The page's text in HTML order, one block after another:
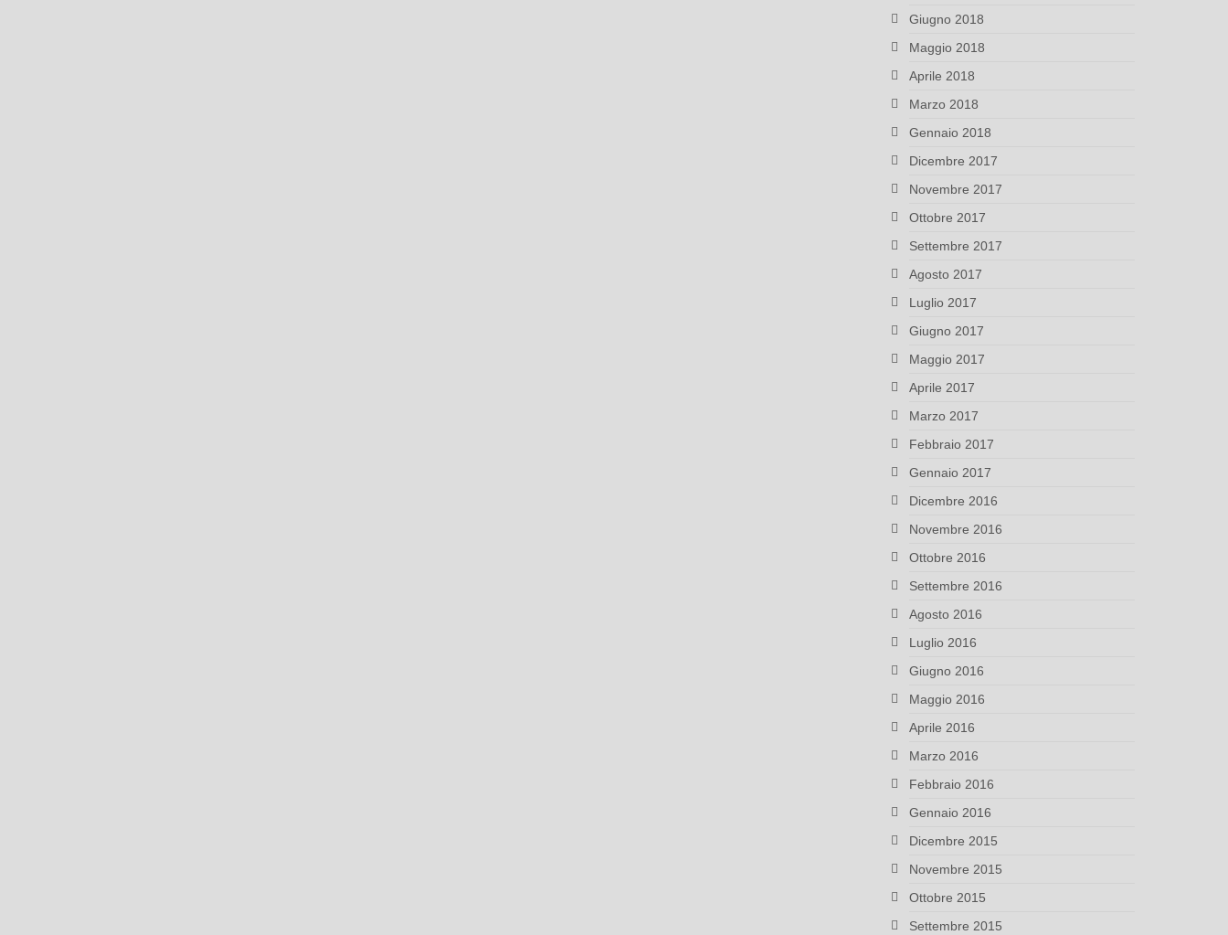
Giugno 2018
Maggio 2018
Aprile 2018
Marzo 2018
Gennaio 2018
Dicembre 2017
Novembre 2017
Ottobre 2017
Settembre 2017
Agosto 2017
Luglio 2017
Giugno 2017
Maggio 2017
Aprile 2017
Marzo 2017
Febbraio 2017
Gennaio 2017
Dicembre 2016
Novembre 2016
Ottobre 2016
Settembre 2016
Agosto 2016
Luglio 2016
Giugno 2016
Maggio 2016
Aprile 2016
Marzo 2016
Febbraio 2016
Gennaio 2016
Dicembre 2015
Novembre 2015
Ottobre 2015
Settembre 2015